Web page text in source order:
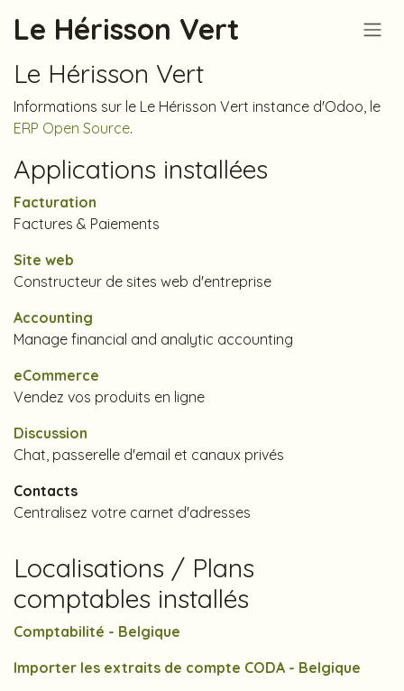
Se rendre au contenu
Le Hérisson Vert
Le Hérisson Vert
Informations sur le Le Hérisson Vert instance d'Odoo, le
ERP Open Source.
Applications installées
Facturation
Factures & Paiements
Site web
Constructeur de sites web d'entreprise
Accounting
Manage financial and analytic accounting
eCommerce
Vendez vos produits en ligne
Discussion
Chat, passerelle d'email et canaux privés
Contacts
Centralisez votre carnet d'adresses
Localisations / Plans
comptables installés
Comptabilité - Belgique
Importer les extraits de compte CODA - Belgique